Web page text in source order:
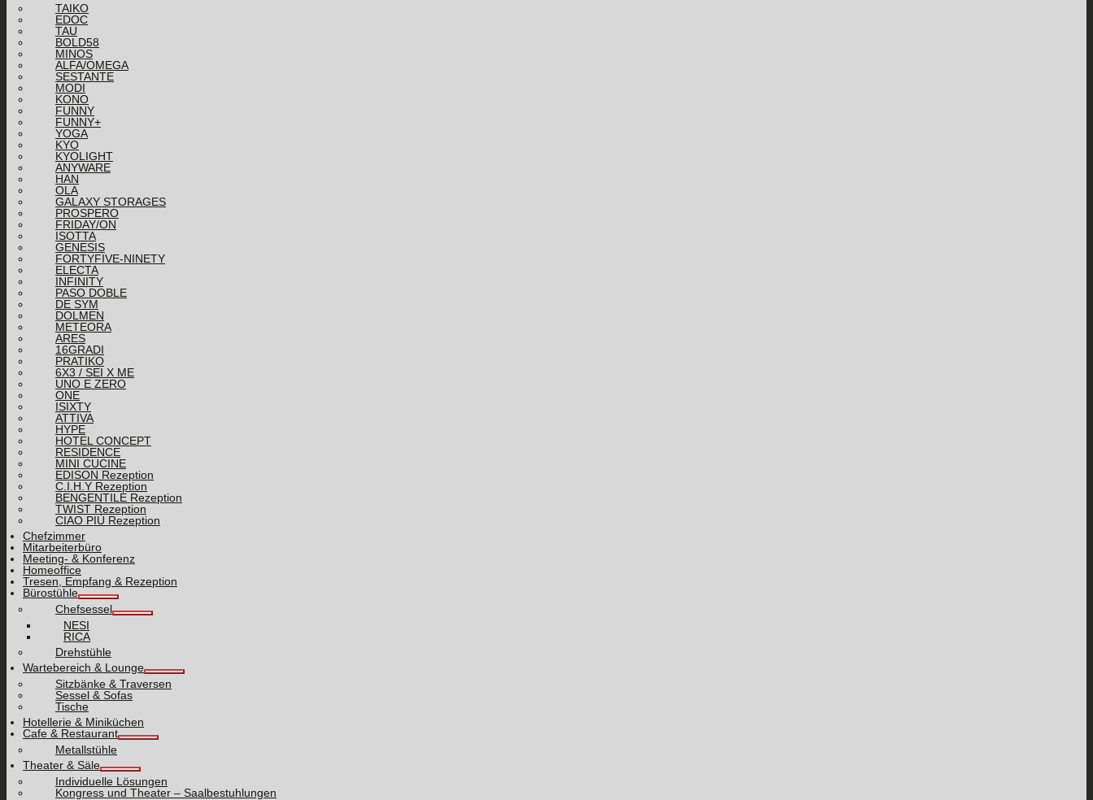
TAIKO
EDOC
TAU
BOLD58
MINOS
ALFA/OMEGA
SESTANTE
MODI
KONO
FUNNY
FUNNY+
YOGA
KYO
KYOLIGHT
ANYWARE
HAN
OLA
GALAXY STORAGES
PROSPERO
FRIDAY/ON
ISOTTA
GENESIS
FORTYFIVE-NINETY
ELECTA
INFINITY
PASO DOBLE
DE SYM
DOLMEN
METEORA
ARES
16GRADI
PRATIKO
6X3 / SEI X ME
UNO E ZERO
ONE
ISIXTY
ATTIVA
HYPE
HOTEL CONCEPT
RESIDENCE
MINI CUCINE
EDISON Rezeption
C.I.H.Y Rezeption
BENGENTILE Rezeption
TWIST Rezeption
CIAO PIÙ Rezeption
Chefzimmer
Mitarbeiterbüro
Meeting- & Konferenz
Homeoffice
Tresen, Empfang & Rezeption
Bürostühle
Chefsessel
NESI
RICA
Drehstühle
Wartebereich & Lounge
Sitzbänke & Traversen
Sessel & Sofas
Tische
Hotellerie & Miniküchen
Cafe & Restaurant
Metallstühle
Theater & Säle
Individuelle Lösungen
Kongress und Theater – Saalbestuhlungen